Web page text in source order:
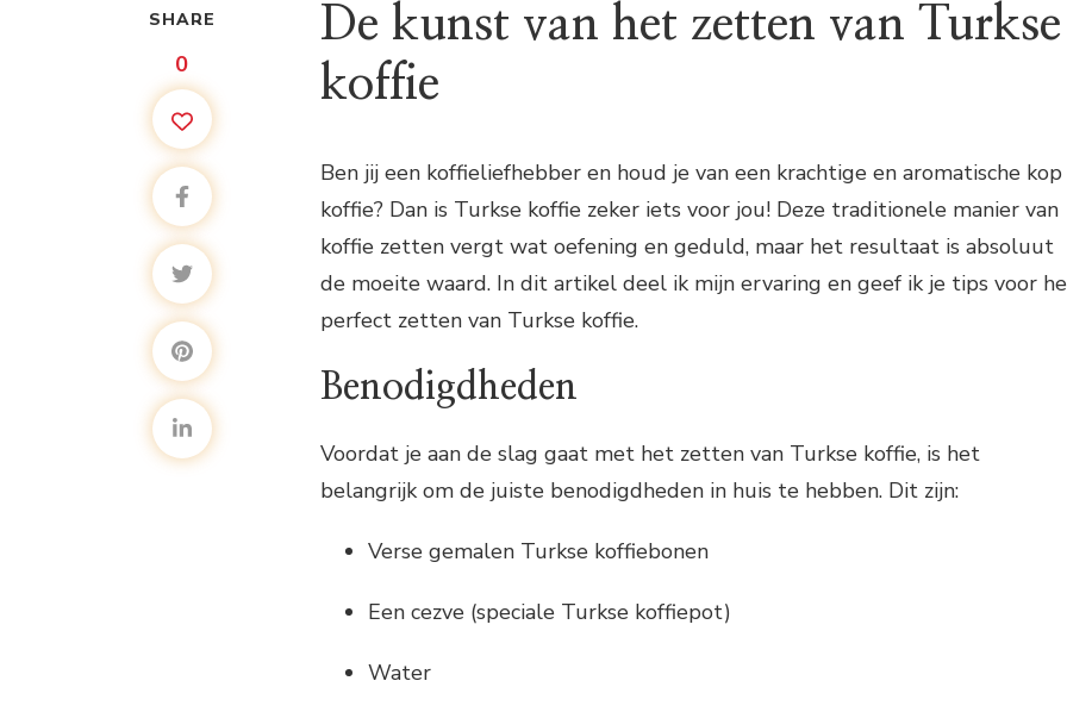
SHARE
0
De kunst van het zetten van Turkse
koffie
Ben jij een koffieliefhebber en houd je van een krachtige en aromatische kop
koffie? Dan is Turkse koffie zeker iets voor jou! Deze traditionele manier van
koffie zetten vergt wat oefening en geduld, maar het resultaat is absoluut
de moeite waard. In dit artikel deel ik mijn ervaring en geef ik je tips voor
perfect zetten van Turkse koffie.
Benodigdheden
Voordat je aan de slag gaat met het zetten van Turkse koffie, is het
belangrijk om de juiste benodigdheden in huis te hebben. Dit zijn:
Verse gemalen Turkse koffiebonen
Een cezve (speciale Turkse koffiepot)
Water